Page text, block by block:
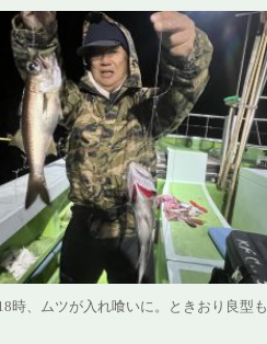
時、ムツが入れ喰いに。ときおり良型も